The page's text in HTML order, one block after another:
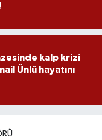
kalp krizi
Ünlü hayatını